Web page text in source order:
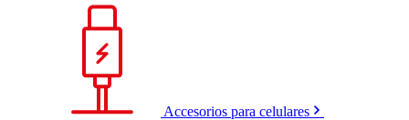
Accesorios para celulares